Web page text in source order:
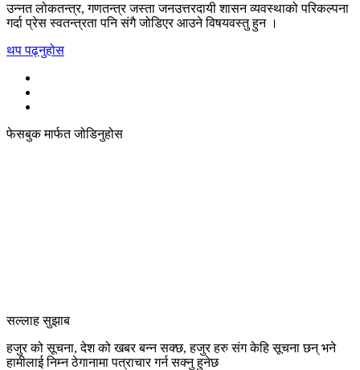
उन्नत लोकतन्त्र, गणतन्त्र जस्ता जनउत्तरदायी शासन व्यवस्थाको परिकल्पना
गर्दा प्रेस स्वतन्त्रता पनि संगै जोडिएर आउने विषयवस्तु हुन ।
थप पढ्नुहोस
फेसबुक मार्फत जोडिनुहोस
सल्लाह सुझाब
हजुर को सूचना, देश को खबर बन्न सक्छ, हजुर हरु संग केहि सूचना छन् भने
हामीलाई निम्न ठेगानामा पत्राचार गर्न सक्नु हुनेछ